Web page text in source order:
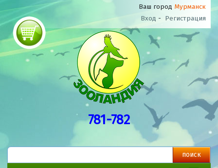
Ваш город Мурманск
Вход - Регистрация
781-782